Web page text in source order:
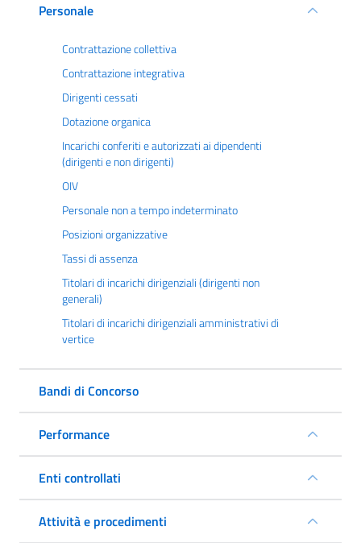
Personale
Contrattazione collettiva
Contrattazione integrativa
Dirigenti cessati
Dotazione organica
Incarichi conferiti e autorizzati ai dipendenti
(dirigenti e non dirigenti)
OIV
Personale non a tempo indeterminato
Posizioni organizzative
Tassi di assenza
Titolari di incarichi dirigenziali (dirigenti non
generali)
Titolari di incarichi dirigenziali amministrativi di
vertice
Bandi di Concorso
Performance
Enti controllati
Attività e procedimenti